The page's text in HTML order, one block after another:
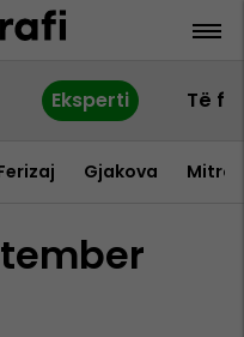
Eksperti Të
Gjakova